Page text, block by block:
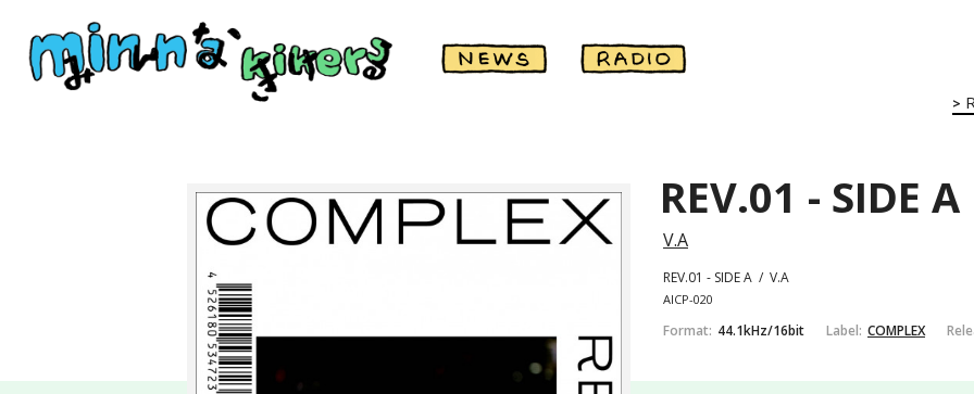
REV.01 - SIDE A
V.A
REV.01 - SIDE A / V.A
AICP-020
Format 44.1kHz/16bit Label COMPLEX